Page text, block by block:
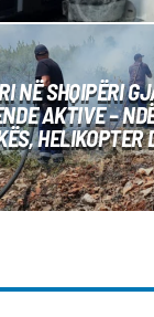
NË SHQIPËRI
AKTIVE –
HELIKOPTER